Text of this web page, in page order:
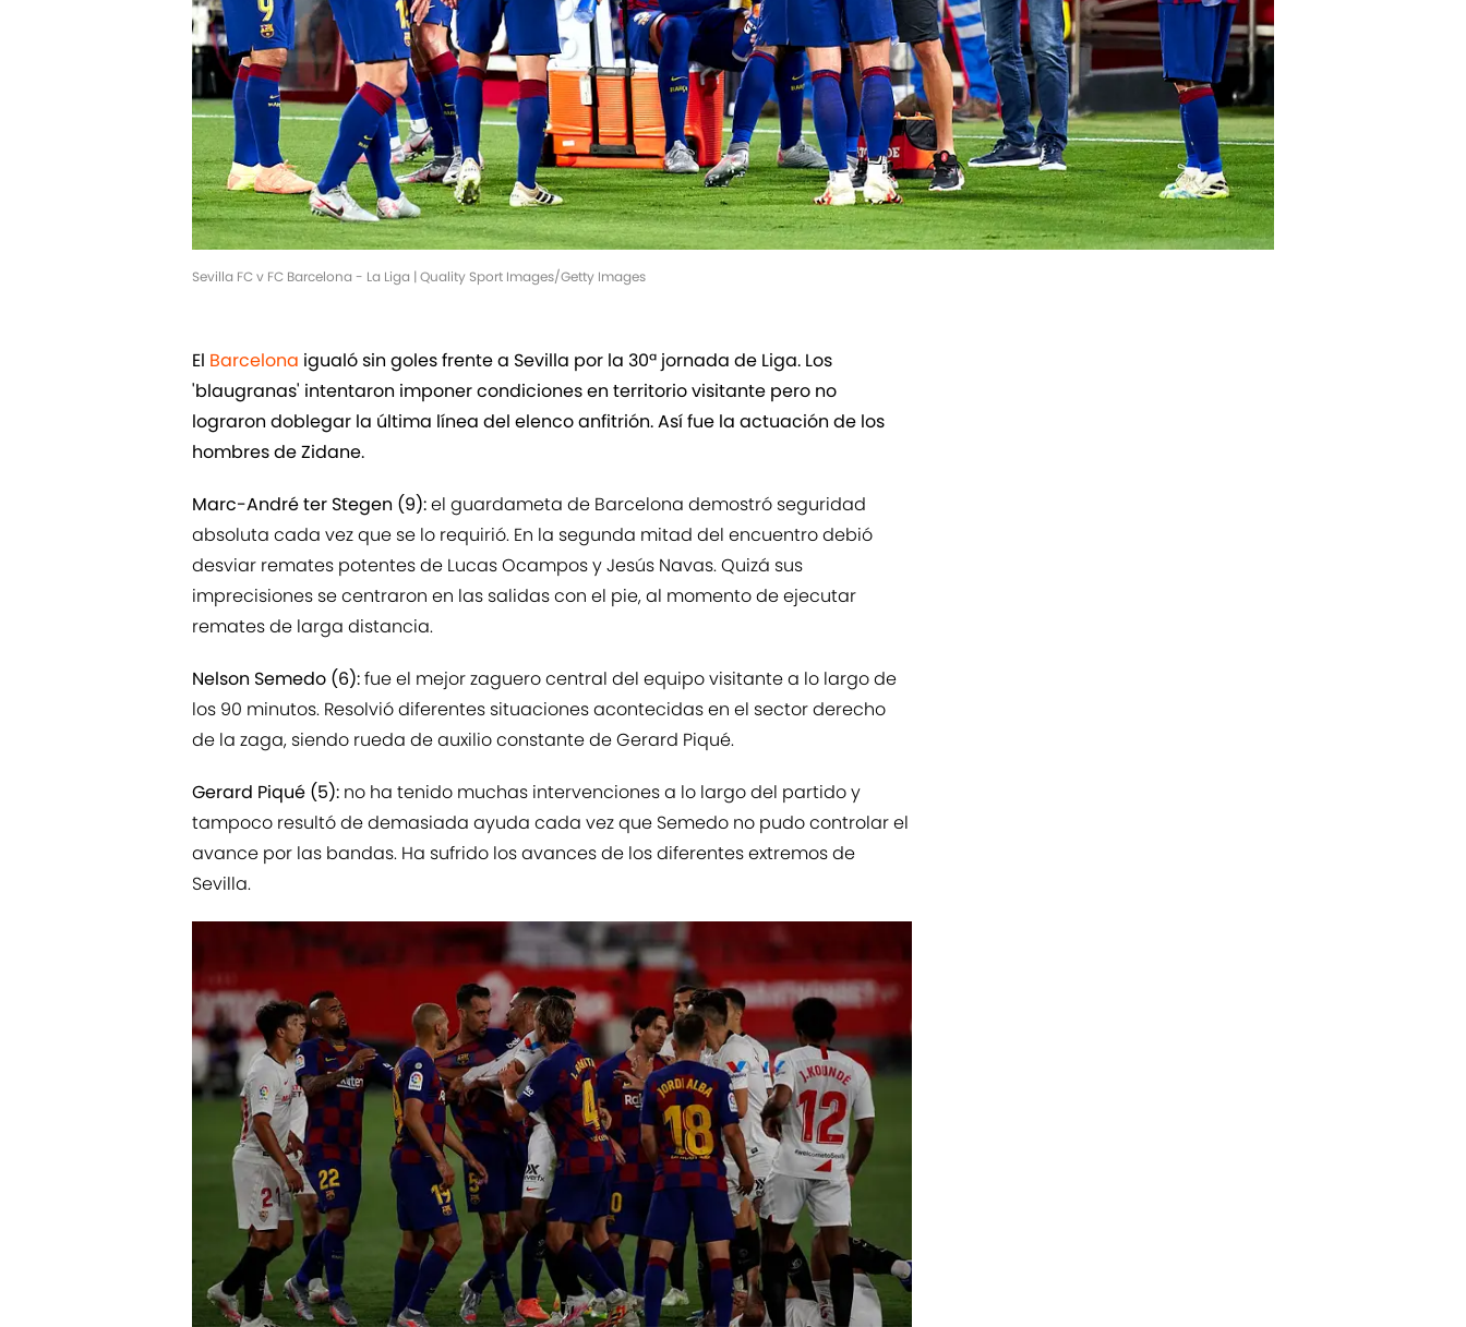
Sevilla FC v FC Barcelona - La Liga | Quality Sport Images/Getty Images
El Barcelona igualó sin goles frente a Sevilla por la 30ª jornada de Liga. Los
'blaugranas' intentaron imponer condiciones en territorio visitante pero no
lograron doblegar la última línea del elenco anfitrión. Así fue la actuación de los
hombres de Zidane.
Marc-André ter Stegen (9):el guardameta de Barcelona demostró seguridad
absoluta cada vez que se lo requirió. En la segunda mitad del encuentro debió
desviar remates potentes de Lucas Ocampos y Jesús Navas. Quizá sus
imprecisiones se centraron en las salidas con el pie, al momento de ejecutar
remates de larga distancia.
Nelson Semedo (6):fue el mejor zaguero central del equipo visitante a lo largo de
los 90 minutos. Resolvió diferentes situaciones acontecidas en el sector derecho
de la zaga, siendo rueda de auxilio constante de Gerard Piqué.
Gerard Piqué (5): no ha tenido muchas intervenciones a lo largo del partido y
tampoco resultó de demasiada ayuda cada vez que Semedo no pudo controlar el
avance por las bandas. Ha sufrido los avances de los diferentes extremos de
Sevilla.